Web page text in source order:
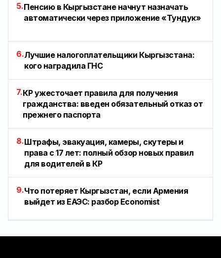
5.Пенсию в Кыргызстане начнут назначать
автоматически через приложение «Тундук»
6.Лучшие налогоплательщики Кыргызстана:
кого наградила ГНС
7.КР ужесточает правила для получения
гражданства: введен обязательный отказ от
прежнего паспорта
8.Штрафы, эвакуация, камеры, скутеры и
права с 17 лет: полный обзор новых правил
для водителей в КР
9.Что потеряет Кыргызстан, если Армения
выйдет из ЕАЭС: разбор Economist